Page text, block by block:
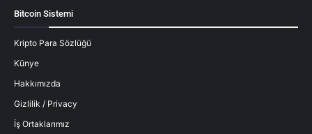
Bitcoin Sistemi
Kripto Para Sözlüğü
Künye
Hakkımızda
Gizlilik / Privacy
İş Ortaklarımız